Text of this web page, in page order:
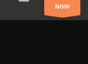
NOW